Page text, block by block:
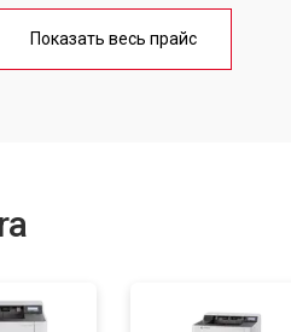
от 70 мин
Показать весь прайс